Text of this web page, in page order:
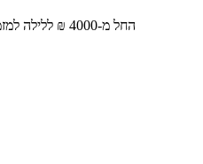
החל מ-‏4000 ₪ ללילה למזמינים 2 לילות בסופ"ש הקרוב